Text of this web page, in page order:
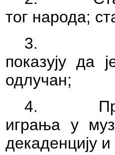
тог народа;
3.
показују да
одлучан;
4.
играња у
декаденцију